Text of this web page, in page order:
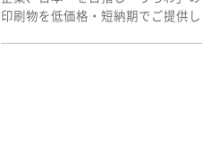
印刷物を低価格・短納期でご提供